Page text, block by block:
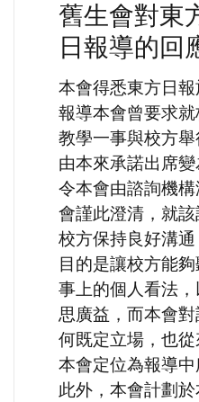
舊生會對東
日報導的回
本會得悉東方日報
報導本會曾要求
教學一事與校方
由本來承諾出席變
令本會由諮詢機
會謹此澄清，就
校方保持良好溝
目的是讓校方能
事上的個人看法
思廣益，而本會
何既定立場，也
本會定位為報導中
此外，本會計劃於